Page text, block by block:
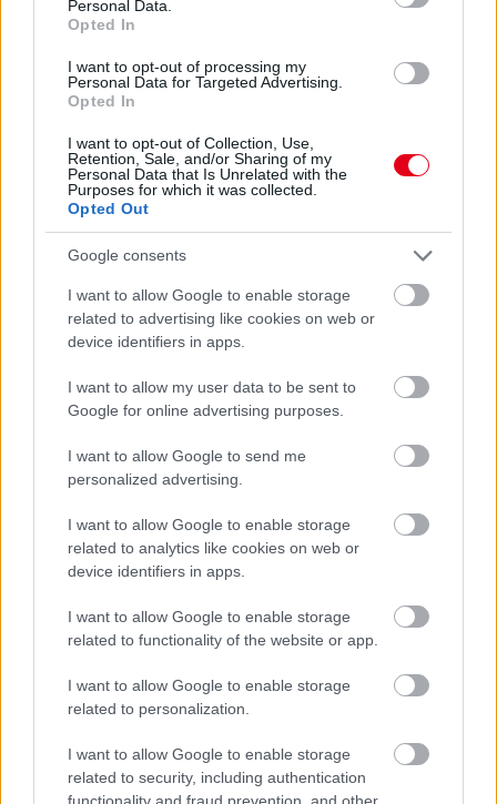
Personal Data.
Opted In
I want to opt-out of processing my
Personal Data for Targeted Advertising.
Opted In
I want to opt-out of Collection, Use,
Retention, Sale, and/or Sharing of my
Personal Data that Is Unrelated with the
Purposes for which it was collected.
Opted Out
Google consents
I want to allow Google to enable storage
related to advertising like cookies on web or
device identifiers in apps.
I want to allow my user data to be sent to
Google for online advertising purposes.
I want to allow Google to send me
personalized advertising.
I want to allow Google to enable storage
related to analytics like cookies on web or
device identifiers in apps.
I want to allow Google to enable storage
related to functionality of the website or app.
I want to allow Google to enable storage
related to personalization.
I want to allow Google to enable storage
related to security, including authentication
functionality and fraud prevention, and other
részletek
előző hírek
Hallgasd meg a Formula Podcast
legfrissebb adását!
Kövess minket a Facebookon
Parc Fermé
4 órája
Az F1-es Német Nagydíj „mindenképpen megvalósul”
Domenicali szerint